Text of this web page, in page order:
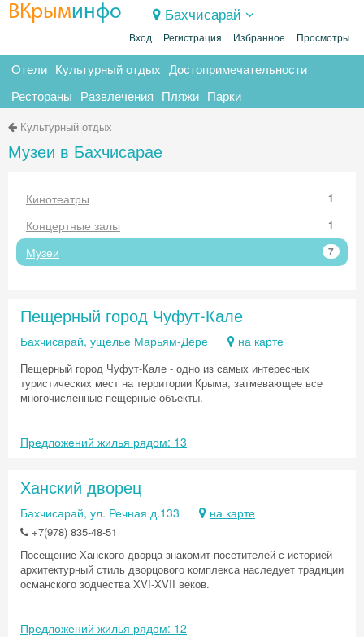
ВКрыминфо Бахчисарай
Вход Регистрация Избранное Просмотры
Отели Культурный отдых Достопримечательности
Рестораны Развлечения Пляжи Парки
Культурный отдых
Музеи в Бахчисарае
Кинотеатры 1
Концертные залы 1
Музеи 7
Пещерный город Чуфут-Кале
Бахчисарай, ущелье Марьям-Дере на карте
Пещерный город Чуфут-Кале - одно из самых интересных
туристических мест на территории Крыма, затмевающее все
многочисленные пещерные объекты.
Предложений жилья рядом: 13
Ханский дворец
Бахчисарай, ул. Речная д.133 на карте
+7(978) 835-48-51
Посещение Ханского дворца знакомит посетителей с историей -
архитектурный стиль дворцового комплекса наследует традиции
османского зодчества XVI-XVII веков.
Предложений жилья рядом: 12